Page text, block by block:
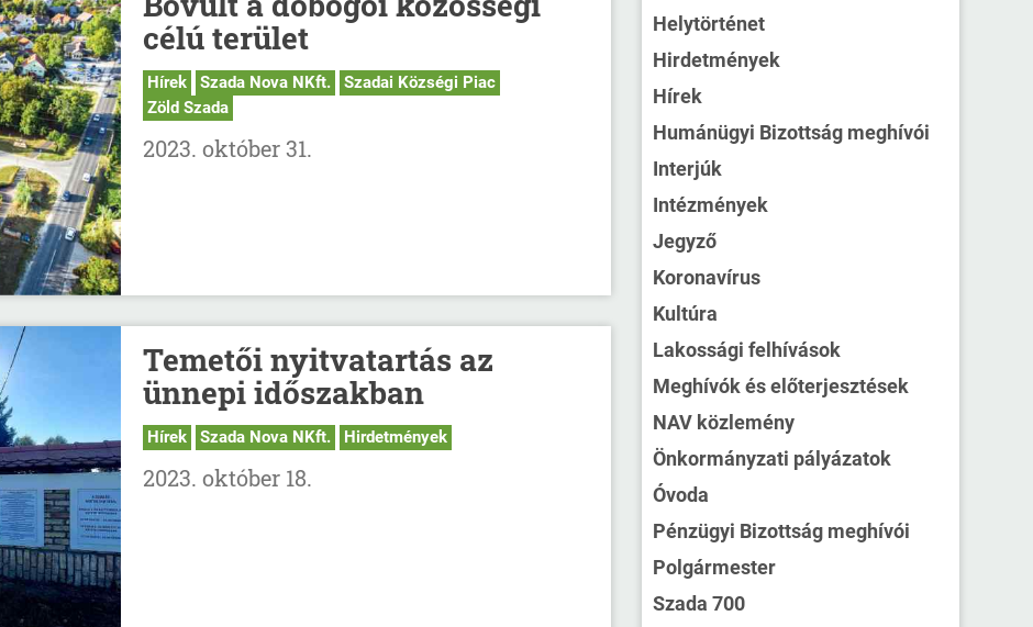
célú terület
Hírek Szada Nova NKft.
Szadai Községi Piac
Zöld Szada
2023. október 31.
Temetői nyitvatartás az
ünnepi időszakban
Hírek Szada Nova NKft. Hirdetmények
2023. október 18.
Helytörténet
Hirdetmények
Hírek
Humánügyi Bizottság meghívói
Interjúk
Intézmények
Jegyző
Koronavírus
Kultúra
Lakossági felhívások
Meghívók és előterjesztések
NAV közlemény
Önkormányzati pályázatok
Óvoda
Pénzügyi Bizottság meghívói
Polgármester
Szada 700